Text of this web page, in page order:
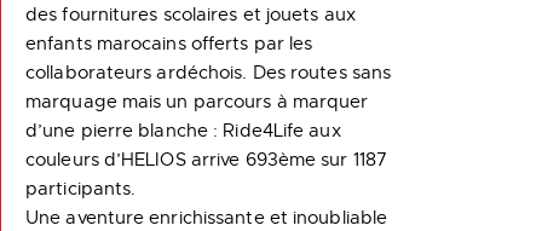
des fournitures scolaires et jouets aux
enfants marocains offerts par les
collaborateurs ardéchois. Des routes sans
marquage mais un parcours à marquer
d’une pierre blanche : Ride4Life aux
couleurs d’HELIOS arrive 693ème sur 1187
participants.
Une aventure enrichissante et inoubliable